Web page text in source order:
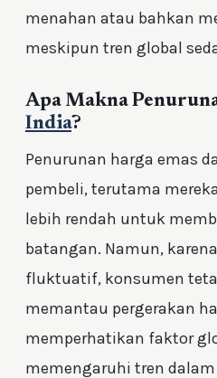
menahan atau bahkan
meskipun tren global
Apa Makna
India?
Penurunan harga emas
pembeli, terutama
lebih rendah untuk
batangan. Namun,
fluktuatif, konsumen
memantau pergerakan
memperhatikan faktor
memengaruhi tren